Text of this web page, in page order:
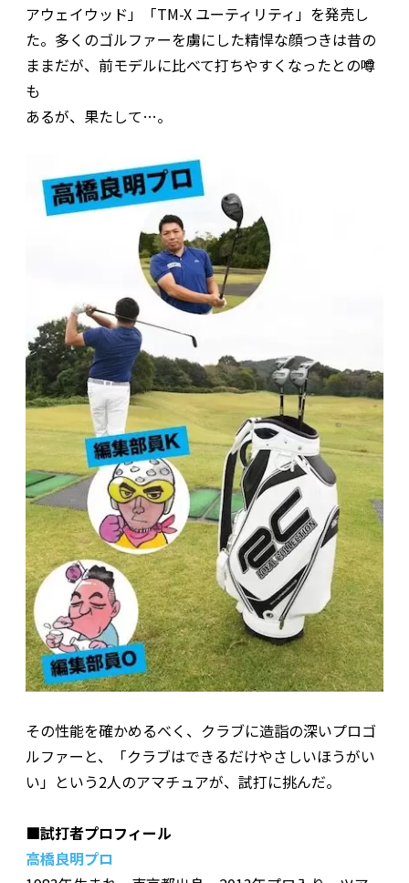
アウェイウッド」「TM-X ユーティリティ」を発売し
た。多くのゴルファーを虜にした精悍な顔つきは昔の
ままだが、前モデルに比べて打ちやすくなったとの噂
も
あるが、果たして…。
その性能を確かめるべく、クラブに造詣の深いプロゴ
ルファーと、「クラブはできるだけやさしいほうがい
い」という2人のアマチュアが、試打に挑んだ。
■試打者プロフィール
高橋良明プロ